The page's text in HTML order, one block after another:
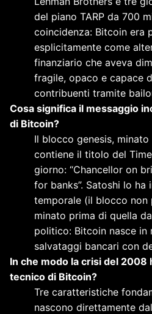
del piano TARP da 700
coincidenza: Bitcoin era
esplicitamente come
finanziario che aveva
fragile, opaco e capace
contribuenti tramite
Cosa significa il messaggio
di Bitcoin?
Il blocco genesis,
contiene il titolo del
giorno: “Chancellor on
for banks”. Satoshi lo
temporale (il blocco non
minato prima di quella
politico: Bitcoin nasce in
salvataggi bancari con
In che modo la crisi del 2008
tecnico di Bitcoin?
Tre caratteristiche
nascono direttamente